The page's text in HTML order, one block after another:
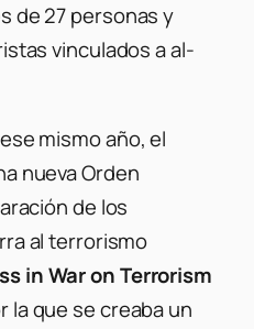
de 27 personas y
vinculados a al-
mismo año, el
nueva Orden
de los
al terrorismo
in War on Terrorism
la que se creaba un